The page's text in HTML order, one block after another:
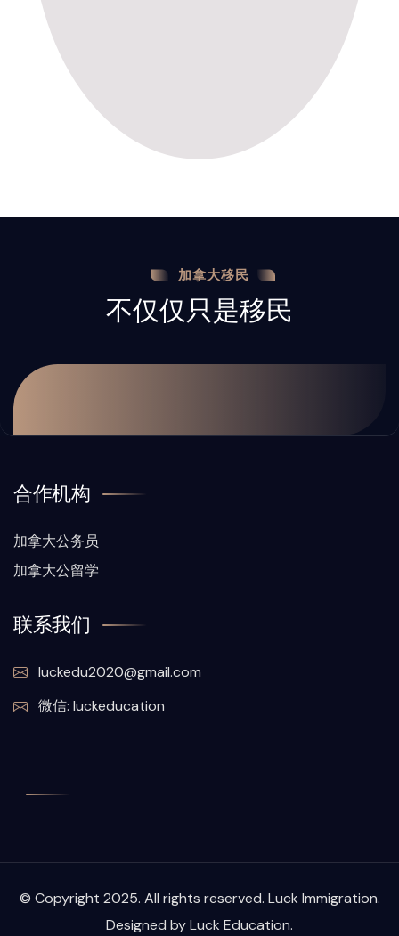
加拿大移民
不仅仅只是移民
合作机构
加拿大公务员
加拿大公留学
联系我们
luckedu2020@gmail.com
微信: luckeducation
© Copyright 2025. All rights reserved. Luck Immigration.
Designed by Luck Education.